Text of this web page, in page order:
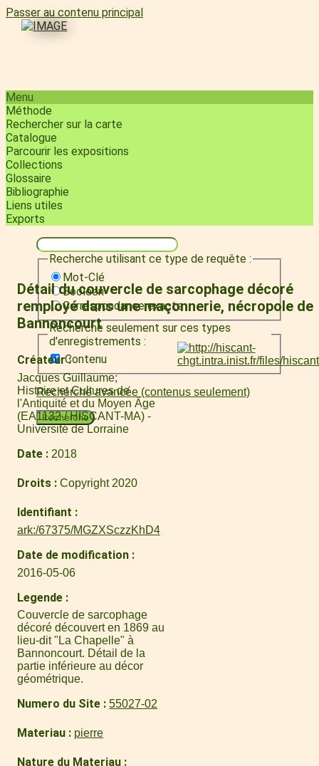
Passer au contenu principal
Menu
Méthode
Rechercher sur la carte
Catalogue
Parcourir les expositions
Collections
Glossaire
Bibliographie
Liens utiles
Exports
Recherche utilisant ce type de requête :
Mot-Clé
Booléen
Correspondance exacte
Recherche seulement sur ces types
d'enregistrements :
Contenu
Recherche avancée (contenus seulement)
Recherche
Détail du couvercle de sarcophage décoré
remployé dans une maçonnerie, nécropole de
Bannoncourt
Créateur
Jacques Guillaume
Histoire et Cultures de
l'Antiquité et du Moyen Âge
(EA1132 / HISCANT-MA) -
Université de Lorraine
Date 2018
Droits Copyright 2020
Identifiant
ark:/67375/MGZXSczzKhD4
Date de modification
2016-05-06
Legende
Couvercle de sarcophage
décoré découvert en 1869 au
lieu-dit "La Chapelle" à
Bannoncourt. Détail de la
partie inférieure au décor
géométrique.
Numero du Site 55027-02
Materiau pierre
Nature du Materiau